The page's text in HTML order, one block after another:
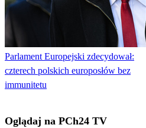
Parlament Europejski zdecydował:
czterech polskich europosłów bez
immunitetu
Oglądaj na PCh24 TV